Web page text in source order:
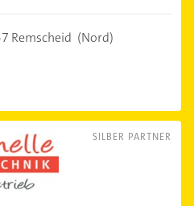
Remscheid (Nord)
SILBER PARTNER